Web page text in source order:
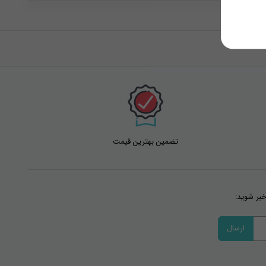
تضمین بهترین قیمت
شوید: